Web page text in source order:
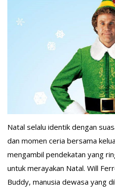
Natal selalu identik dengan
dan momen ceria bersama
mengambil pendekatan yang
untuk merayakan Natal. Will
Buddy, manusia dewasa yang